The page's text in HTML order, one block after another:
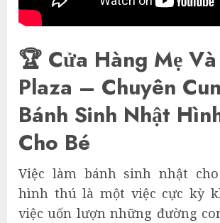
🏆 Cửa Hàng Mẹ
Plaza – Chuyên
Bánh Sinh Nhật
Cho Bé
Việc làm bánh sinh nhật
hình thú là một việc cực kỳ
việc uốn lượn những đường